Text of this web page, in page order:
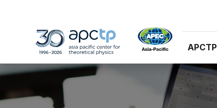
APCTP